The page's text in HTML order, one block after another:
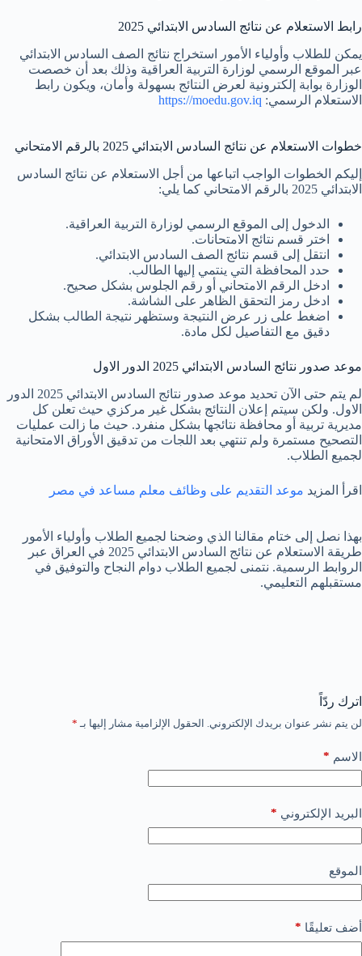
رابط الاستعلام عن نتائج السادس الابتدائي 2025
يمكن للطلاب وأولياء الأمور استخراج نتائج الصف السادس الابتدائي
عبر الموقع الرسمي لوزارة التربية العراقية وذلك بعد أن خصصت
الوزارة بوابة إلكترونية لعرض النتائج بسهولة وأمان، ويكون رابط
الاستعلام الرسمي: https://moedu.gov.iq
خطوات الاستعلام عن نتائج السادس الابتدائي 2025 بالرقم الامتحاني
إليكم الخطوات الواجب اتباعها من أجل الاستعلام عن نتائج السادس
الابتدائي 2025 بالرقم الامتحاني كما يلي:
الدخول إلى الموقع الرسمي لوزارة التربية العراقية.
اختر قسم نتائج الامتحانات.
انتقل إلى قسم نتائج الصف السادس الابتدائي.
حدد المحافظة التي ينتمي إليها الطالب.
ادخل الرقم الامتحاني أو رقم الجلوس بشكل صحيح.
ادخل رمز التحقق الظاهر على الشاشة.
اضغط على زر عرض النتيجة وستظهر نتيجة الطالب بشكل
دقيق مع التفاصيل لكل مادة.
موعد صدور نتائج السادس الابتدائي 2025 الدور الاول
لم يتم حتى الآن تحديد موعد صدور نتائج السادس الابتدائي 2025 الدور
الاول. ولكن سيتم إعلان النتائج بشكل غير مركزي حيث تعلن كل
مديرية تربية أو محافظة نتائجها بشكل منفرد. حيث ما زالت عمليات
التصحيح مستمرة ولم تنتهي بعد اللجات من تدقيق الأوراق الامتحانية
لجميع الطلاب.
اقرأ المزيد موعد التقديم على وظائف معلم مساعد في مصر
بهذا نصل إلى ختام مقالنا الذي وضحنا لجميع الطلاب وأولياء الأمور
طريقة الاستعلام عن نتائج السادس الابتدائي 2025 في العراق عبر
الروابط الرسمية. نتمنى لجميع الطلاب دوام النجاح والتوفيق في
مستقبلهم التعليمي.
اترك ردّاً
لن يتم نشر عنوان بريدك الإلكتروني. الحقول الإلزامية مشار إليها بـ *
الاسم *
البريد الإلكتروني *
الموقع
أضف تعليقًا *